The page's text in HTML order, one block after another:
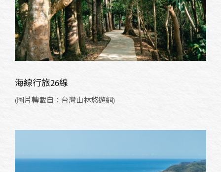
海線行旅26線
(圖片轉載自：台灣山林悠遊網)